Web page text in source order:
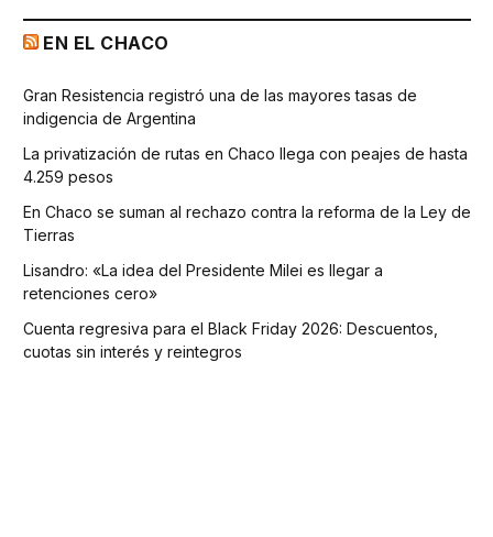
EN EL CHACO
Gran Resistencia registró una de las mayores tasas de
indigencia de Argentina
La privatización de rutas en Chaco llega con peajes de hasta
4.259 pesos
En Chaco se suman al rechazo contra la reforma de la Ley de
Tierras
Lisandro: «La idea del Presidente Milei es llegar a
retenciones cero»
Cuenta regresiva para el Black Friday 2026: Descuentos,
cuotas sin interés y reintegros